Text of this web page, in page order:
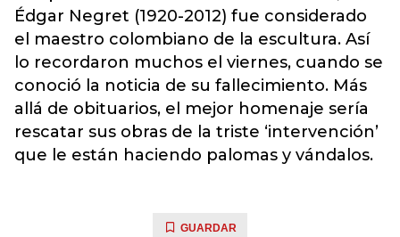
Édgar Negret (1920-2012) fue considerado
el maestro colombiano de la escultura. Así
lo recordaron muchos el viernes, cuando se
conoció la noticia de su fallecimiento. Más
allá de obituarios, el mejor homenaje sería
rescatar sus obras de la triste ‘intervención’
que le están haciendo palomas y vándalos.
GUARDAR